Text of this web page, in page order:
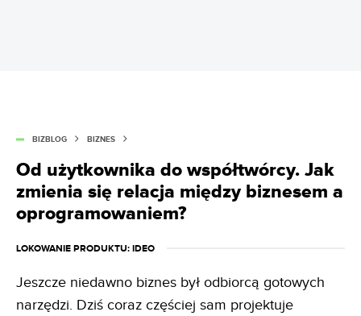
BIZBLOG BIZNES
Od użytkownika do współtwórcy. Jak
zmienia się relacja między biznesem a
oprogramowaniem?
LOKOWANIE PRODUKTU: IDEO
Jeszcze niedawno biznes był odbiorcą gotowych
narzędzi. Dziś coraz częściej sam projektuje